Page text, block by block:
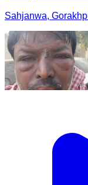
Sahjanwa,